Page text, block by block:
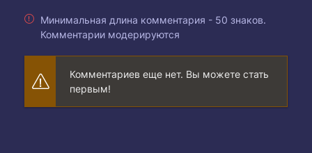
Минимальная длина комментария - 50 знаков.
Комментарии модерируются
Комментариев еще нет. Вы можете стать
первым!